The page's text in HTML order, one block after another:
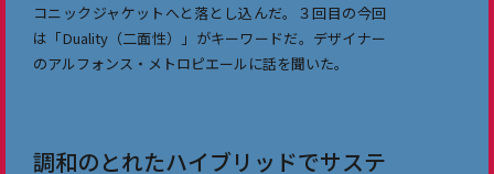
コニックジャケットへと落とし込んだ。３回目の今回
は「Duality（二面性）」がキーワードだ。デザイナー
のアルフォンス・メトロピエールに話を聞いた。
調和のとれたハイブリッドでサステ